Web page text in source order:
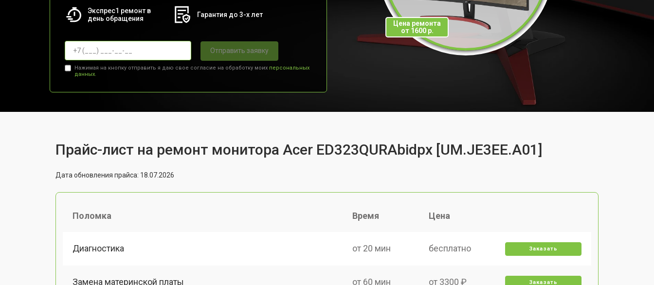
Экспрес1 ремонт в
день обращения
Гарантия до 3-х лет
Отправить заявку
Нажимая на кнопку отправить я даю свое согласие на обработку моих персональных
данных.
Цена ремонта
от 1600 р.
Прайс-лист на ремонт монитора Acer ED323QURAbidpx [UM.JE3EE.A01]
Дата обновления прайса: 18.07.2026
Поломка Время Цена
Диагностика от 20 мин бесплатно Заказать
Замена материнской платы от 60 мин от 3300 ₽ Заказать